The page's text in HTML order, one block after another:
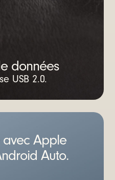
données
USB 2.0.
Apple
Auto.